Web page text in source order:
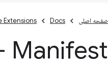
صفحه اصلی Docs
Extensions
Manifest - آدرس صفحه اصلی